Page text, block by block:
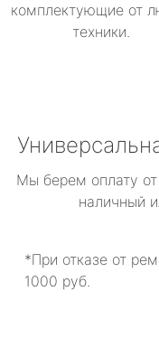
комплектующие от
техники.
Мы берем оплату
наличный
*При отказе от
1000 руб.